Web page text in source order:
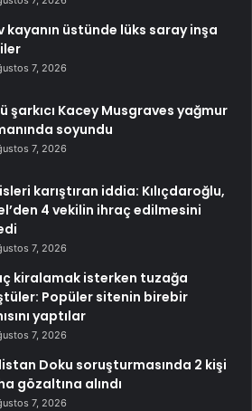
kayanın üstünde lüks saray inşa
7, 2026
şarkıcı Kacey Musgraves yağmur
soyundu
7, 2026
karıştıran iddia: Kılıçdaroğlu,
4 vekilin ihraç edilmesini
7, 2026
kiralamak isterken tuzağa
Popüler sitenin birebir
yaptılar
7, 2026
Doku soruşturmasında 2 kişi
gözaltına alındı
7, 2026